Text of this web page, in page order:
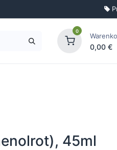
0
0,00 €
45ml